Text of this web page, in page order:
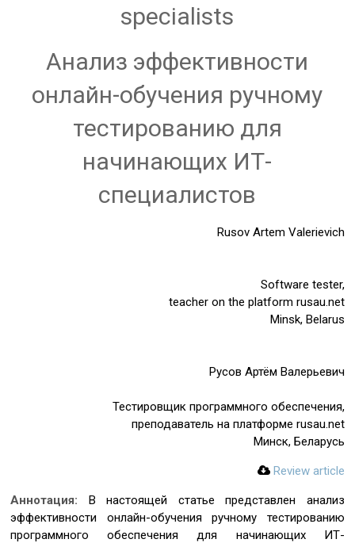
specialists
Анализ эффективности
онлайн-обучения ручному
тестированию для
начинающих ИТ-
специалистов
Rusov Artem Valerievich
Software tester,
teacher on the platform rusau.net
Minsk, Belarus
Русов Артём Валерьевич
Тестировщик программного обеспечения,
преподаватель на платформе rusau.net
Минск, Беларусь
Review article
Аннотация: В настоящей статье представлен анализ
эффективности онлайн-обучения ручному тестированию
программного обеспечения для начинающих ИТ-